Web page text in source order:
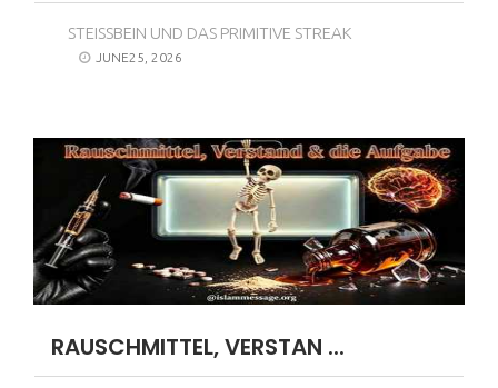
STEISSBEIN UND DAS PRIMITIVE STREAK
JUNE25, 2026
RAUSCHMITTEL, VERSTAN ...